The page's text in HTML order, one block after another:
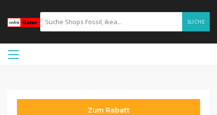
SUCHE
Zum Rabatt